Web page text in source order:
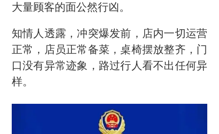
大量顾客的面公然行凶。
知情人透露，冲突爆发前，店内一切运营
正常，店员正常备菜，桌椅摆放整齐，门
口没有异常迹象，路过行人看不出任何异
样。